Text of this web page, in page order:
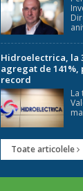
Hidroelectrica, la
agregat de
record
La
Toate articolele